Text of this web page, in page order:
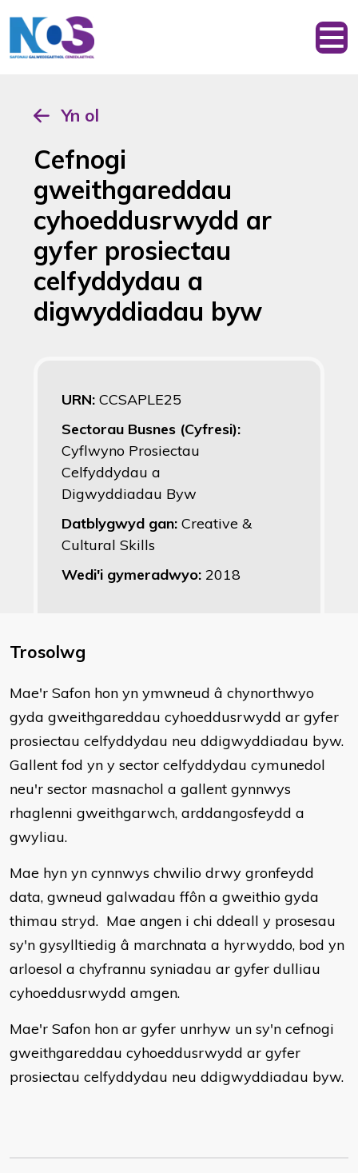
Yn ol
Cefnogi
gweithgareddau
cyhoeddusrwydd ar
gyfer prosiectau
celfyddydau a
digwyddiadau byw
URN: CCSAPLE25
Sectorau Busnes (Cyfresi):
Cyflwyno Prosiectau
Celfyddydau a
Digwyddiadau Byw
Datblygwyd gan: Creative &
Cultural Skills
Wedi'i gymeradwyo: 2018
Trosolwg
Mae'r Safon hon yn ymwneud â chynorthwyo
gyda gweithgareddau cyhoeddusrwydd ar gyfer
prosiectau celfyddydau neu ddigwyddiadau byw.
Gallent fod yn y sector celfyddydau cymunedol
neu'r sector masnachol a gallent gynnwys
rhaglenni gweithgarwch, arddangosfeydd a
gwyliau.
Mae hyn yn cynnwys chwilio drwy gronfeydd
data, gwneud galwadau ffôn a gweithio gyda
thimau stryd. Mae angen i chi ddeall y prosesau
sy'n gysylltiedig â marchnata a hyrwyddo, bod yn
arloesol a chyfrannu syniadau ar gyfer dulliau
cyhoeddusrwydd amgen.
Mae'r Safon hon ar gyfer unrhyw un sy'n cefnogi
gweithgareddau cyhoeddusrwydd ar gyfer
prosiectau celfyddydau neu ddigwyddiadau byw.